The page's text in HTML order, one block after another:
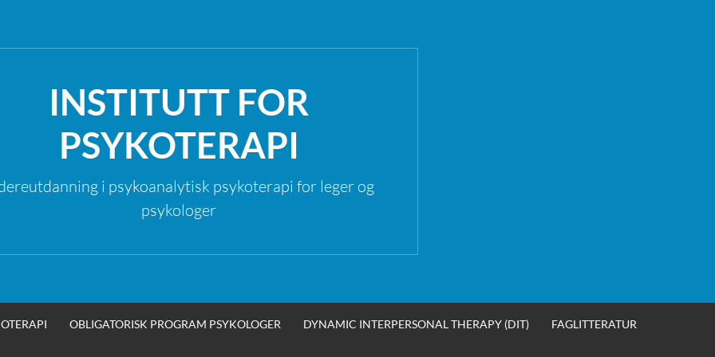
INSTITUTT FOR
PSYKOTERAPI
i psykoanalytisk psykoterapi for leger og
psykologer
OBLIGATORISK PROGRAM PSYKOLOGER DYNAMIC INTERPERSONAL THERAPY (DIT) FAGLITTERATUR